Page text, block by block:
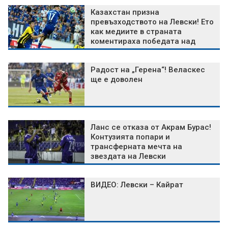
Казахстан призна
превъзходството на Левски! Ето
как медиите в страната
коментираха победата над
Кайрат
Радост на „Герена“! Веласкес
ще е доволен
Ланс се отказа от Акрам Бурас!
Контузията попари и
трансферната мечта на
звездата на Левски
ВИДЕО: Левски – Кайрат